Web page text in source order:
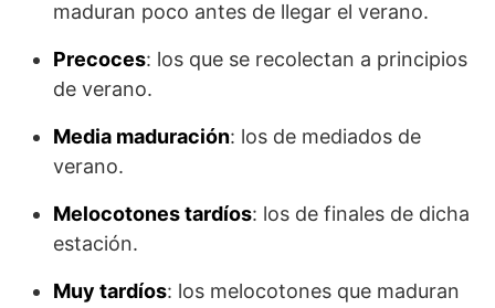
maduran poco antes de llegar el verano.
Precoces: los que se recolectan a principios
de verano.
Media maduración: los de mediados de
verano.
Melocotones tardíos: los de finales de dicha
estación.
Muy tardíos: los melocotones que maduran